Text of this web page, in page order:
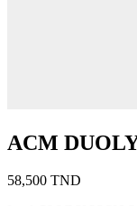
ACM
58,500 TND